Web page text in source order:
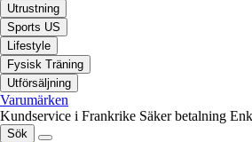
Utrustning
Sports US
Lifestyle
Fysisk Träning
Utförsäljning
Varumärken
Kundservice i Frankrike Säker betalning
Sök